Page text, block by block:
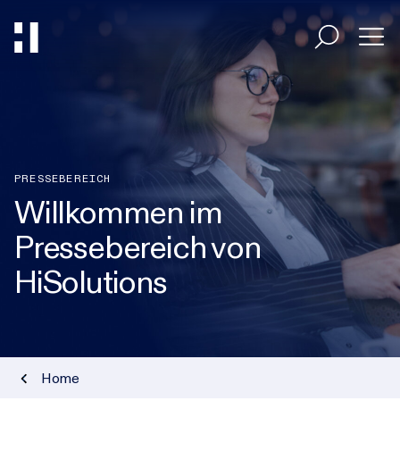
Umsetzer
Branchen
PRESSEBEREICH
Willkommen im
Pressebereich von
HiSolutions
Home